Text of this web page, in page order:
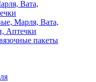
Вата,
Марля, Вата,
Аптечки
пакеты